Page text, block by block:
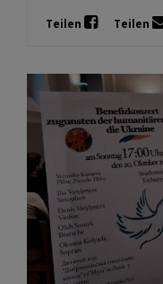
Teilen Teilen